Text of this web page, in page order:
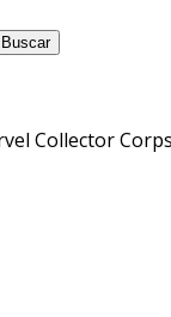
Buscar
Collector